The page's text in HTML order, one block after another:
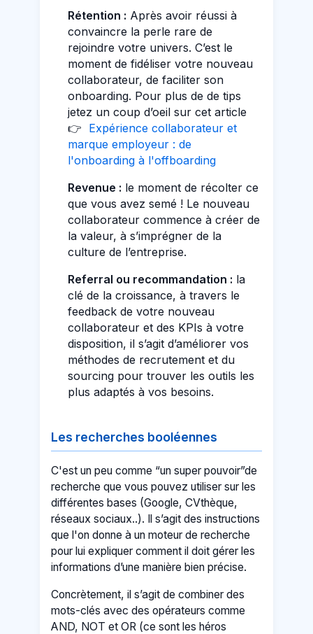
Rétention : Après avoir réussi à
convaincre la perle rare de
rejoindre votre univers. C’est le
moment de fidéliser votre nouveau
collaborateur, de faciliter son
onboarding. Pour plus de de tips
jetez un coup d’oeil sur cet article
👉 Expérience collaborateur et
marque employeur : de
l'onboarding à l'offboarding
Revenue : le moment de récolter ce
que vous avez semé ! Le nouveau
collaborateur commence à créer de
la valeur, à s’imprégner de la
culture de l’entreprise.
Referral ou recommandation : la
clé de la croissance, à travers le
feedback de votre nouveau
collaborateur et des KPIs à votre
disposition, il s’agit d’améliorer vos
méthodes de recrutement et du
sourcing pour trouver les outils les
plus adaptés à vos besoins.
Les recherches booléennes
C'est un peu comme “un super pouvoir”de
recherche que vous pouvez utiliser sur les
différentes bases (Google, CVthèque,
réseaux sociaux..). Il s’agit des instructions
que l'on donne à un moteur de recherche
pour lui expliquer comment il doit gérer les
informations d’une manière bien précise.
Concrètement, il s’agit de combiner des
mots-clés avec des opérateurs comme
AND, NOT et OR (ce sont les héros